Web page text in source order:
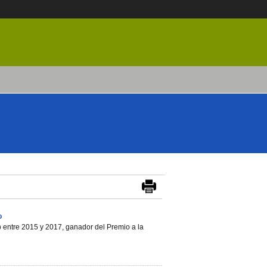
2015 y 2017, ganador del Premio a la